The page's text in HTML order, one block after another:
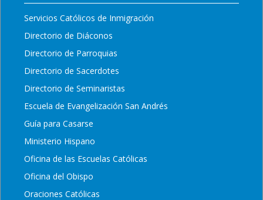
Servicios Católicos de Inmigración
Directorio de Diáconos
Directorio de Parroquias
Directorio de Sacerdotes
Directorio de Seminaristas
Escuela de Evangelización San Andrés
Guía para Casarse
Ministerio Hispano
Oficina de las Escuelas Católicas
Oficina del Obispo
Oraciones Católicas